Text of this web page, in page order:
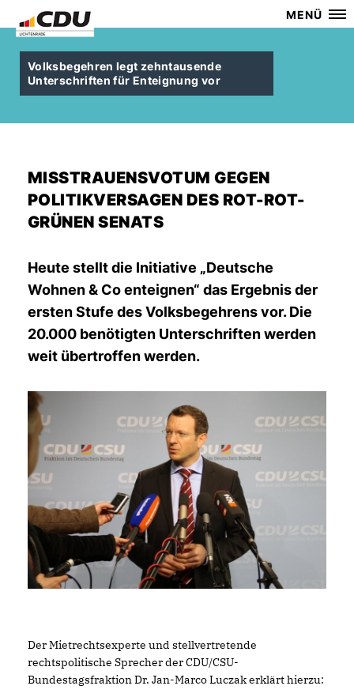
MENÜ
Volksbegehren legt zehntausende
Unterschriften für Enteignung vor
MISSTRAUENSVOTUM GEGEN
POLITIKVERSAGEN DES ROT-ROT-
GRÜNEN SENATS
Heute stellt die Initiative „Deutsche
Wohnen & Co enteignen“ das Ergebnis der
ersten Stufe des Volksbegehrens vor. Die
20.000 benötigten Unterschriften werden
weit übertroffen werden.
Der Mietrechtsexperte und stellvertretende
rechtspolitische Sprecher der CDU/CSU-
Bundestagsfraktion Dr. Jan-Marco Luczak erklärt hierzu: